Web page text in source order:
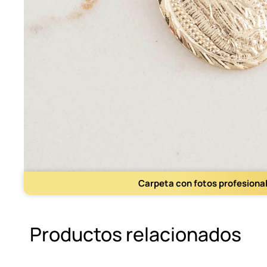
Carpeta con fotos
Productos relacionados